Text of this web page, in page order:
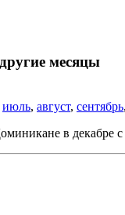
месяцы
июль, август, сентябрь,
в декабре